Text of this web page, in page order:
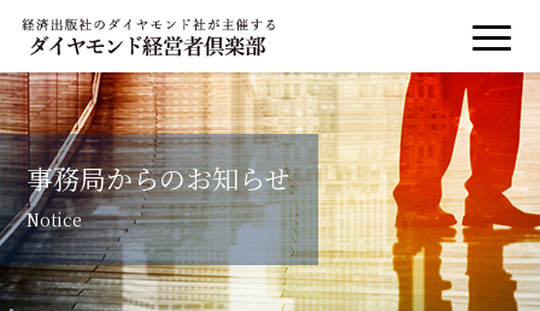
事務局からのお知らせ
Notice